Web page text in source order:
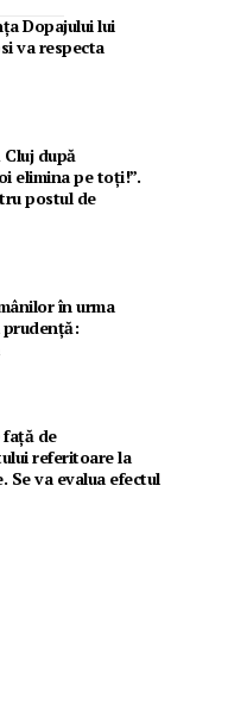
Dopajului lui
va respecta
Cluj după
elimina pe toți!”.
postul de
în urma
prudență:
față de
referitoare la
Se va evalua efectul